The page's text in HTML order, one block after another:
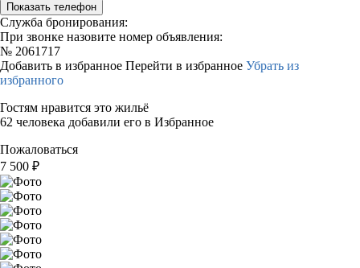
Показать телефон
Служба бронирования:
При звонке назовите номер объявления:
№ 2061717
Добавить в избранное Перейти в избранное Убрать из
избранного
Гостям нравится это жильё
62 человека добавили его в Избранное
Пожаловаться
7 500 ₽